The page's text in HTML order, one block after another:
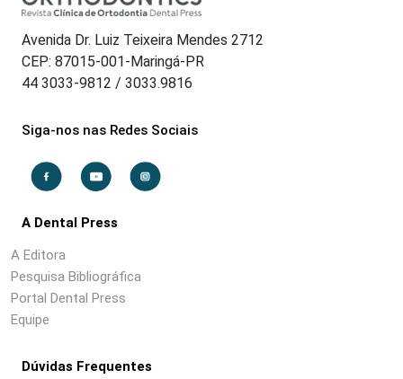
Avenida Dr. Luiz Teixeira Mendes 2712
CEP: 87015-001-Maringá-PR
44 3033-9812 / 3033.9816
Siga-nos nas Redes Sociais
A Dental Press
A Editora
Pesquisa Bibliográfica
Portal Dental Press
Equipe
Dúvidas Frequentes